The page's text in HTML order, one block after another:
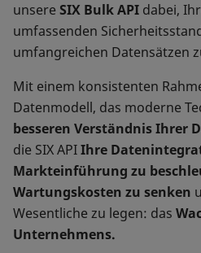
unsereSIX Bulk API dabei,
umfassenden
umfangreichen Datensätzen
Mit einem konsistenten
Datenmodell, das moderne
besseren Verständnis Ihrer
die SIX APIIhre
Markteinführung zu
Wartungskosten zu senken
Wesentliche zu legen: das
Unternehmens.